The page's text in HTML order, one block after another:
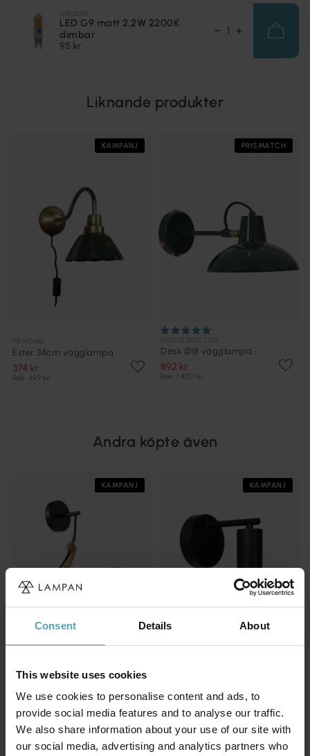
Consent Details About
This website uses cookies
We use cookies to personalise content and ads, to
provide social media features and to analyse our traffic.
We also share information about your use of our site with
our social media, advertising and analytics partners who
LED G9 matt 2,2W 2200K
dimbar
95 kr
Liknande produkter
KAMPANJ
Ester 34cm vägglampa
374 kr
Rek. 499 kr
PRISMATCH
Desk Ø18 vägglampa
892 kr
Rek. 1 400 kr
Andra köpte även
KAMPANJ
LUCIDE
Extravaganza Chimp 48cm
vägglampa
463 kr
Rek. 579 kr
KAMPANJ
Leanne 15cm vägglampa
Rek. 179 kr